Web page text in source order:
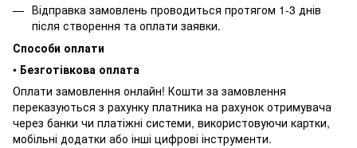
Відправка замовлень проводиться протягом 1-3 днів
після створення та оплати заявки.
Способи оплати
• Безготівкова оплата
Оплати замовлення онлайн! Кошти за замовлення
переказуються з рахунку платника на рахунок отримувача
через банки чи платіжні системи, використовуючи картки,
мобільні додатки або інші цифрові інструменти.